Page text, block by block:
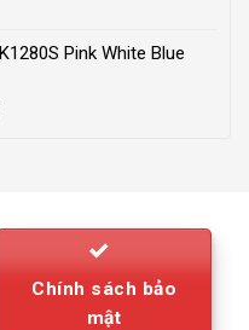
Pink White Blue
Chính sách bảo
mật